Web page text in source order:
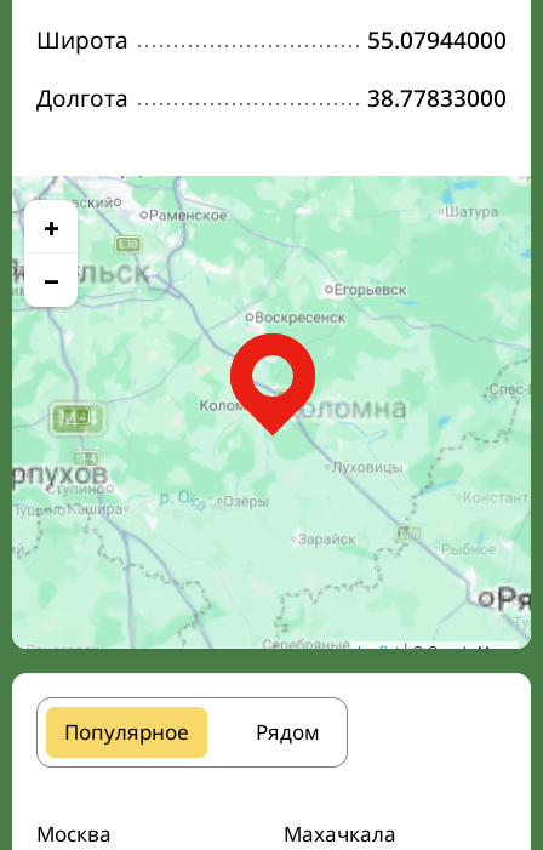
Широта
55.07944000
Долгота
38.77833000
+
−
Leaflet| © Google Maps
Популярное Рядом
Москва
Махачкала